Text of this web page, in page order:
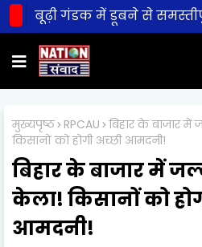
बूढ़ी गंडक में डूबने से
मुख्यपृष्ठ RPCAU बिहार के बाजार
किसानों को होगी अच्छी आमदनी!
बिहार के बाजार में
केला! किसानों को
आमदनी!